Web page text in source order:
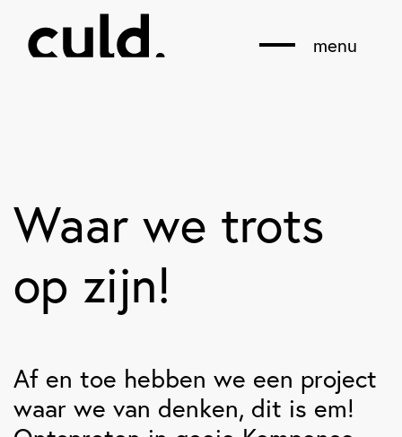
menu
Waar we trots
op zijn!
Af en toe hebben we een project
waar we van denken, dit is em!